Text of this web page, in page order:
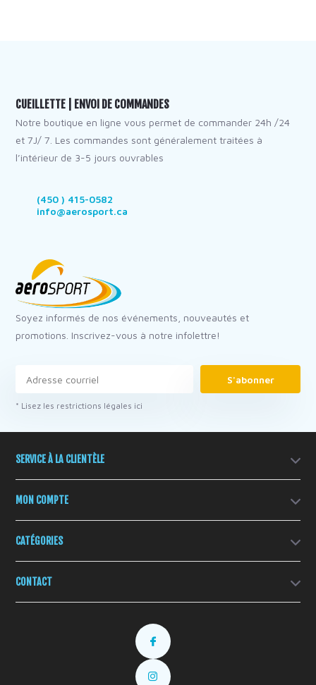
CUEILLETTE | ENVOI DE COMMANDES
Notre boutique en ligne vous permet de commander 24h /24
et 7J/ 7. Les commandes sont généralement traitées à
l’intérieur de 3-5 jours ouvrables
(450 ) 415-0582
info@aerosport.ca
Soyez informés de nos événements, nouveautés et
promotions. Inscrivez-vous à notre infolettre!
S'abonner
* Lisez les restrictions légales ici
SERVICE À LA CLIENTÈLE
MON COMPTE
CATÉGORIES
CONTACT